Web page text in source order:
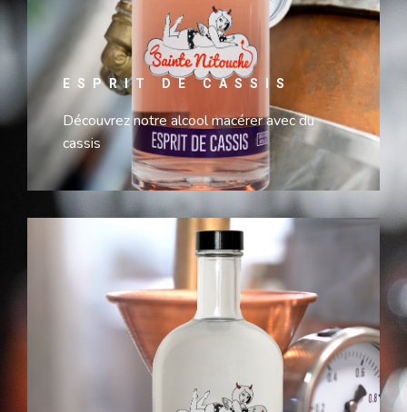
ESPRIT DE CASSIS
Découvrez notre alcool macérer avec du
cassis